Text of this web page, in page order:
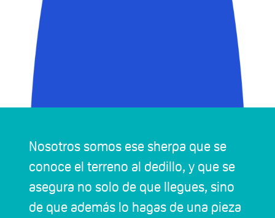
Nosotros somos ese sherpa que se
conoce el terreno al dedillo, y que se
asegura no solo de que llegues, sino
de que además lo hagas de una pieza